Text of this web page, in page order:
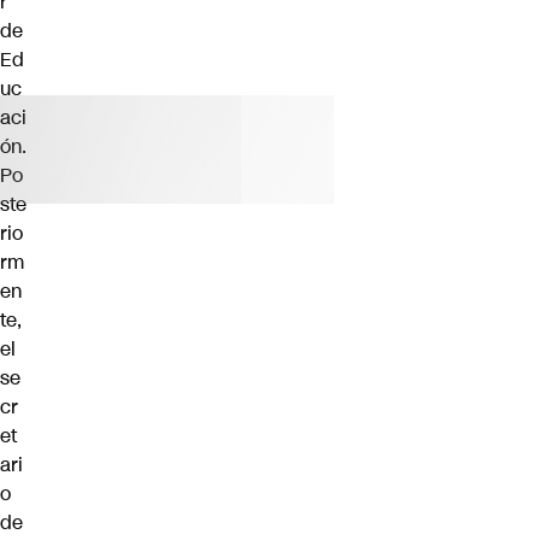
de
Ed
uc
aci
ón.
Po
ste
rio
rm
en
te,
el
se
cr
et
ari
o
de